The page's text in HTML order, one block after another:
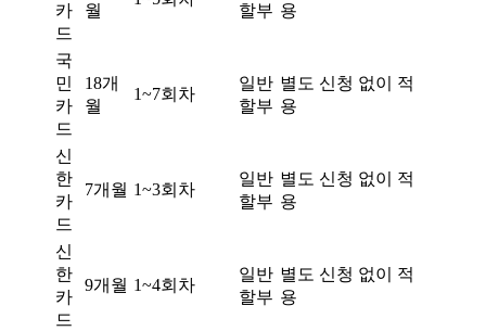
카
드
월
할부 용
국
민
카
드
18개
월
1~7회차
일반
할부
별도 신청 없이 적
용
신
한
카
드
7개월 1~3회차
일반
할부
별도 신청 없이 적
용
신
한
카
드
9개월 1~4회차
일반
할부
별도 신청 없이 적
용